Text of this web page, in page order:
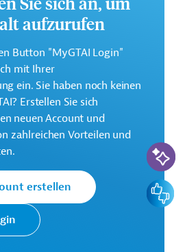
zu dem Entwicklungsprojekt
der IDB
.
IDB: Schwerpunkte, Regularien
zur Geschäftsanbahnung.
(Zuschuss)
aufzurufen
Button "MyGTAI Login"
mit Ihrer
ein. Sie haben noch keinen
Erstellen Sie sich
neuen Account und
zahlreichen Vorteilen und
erstellen
KI-